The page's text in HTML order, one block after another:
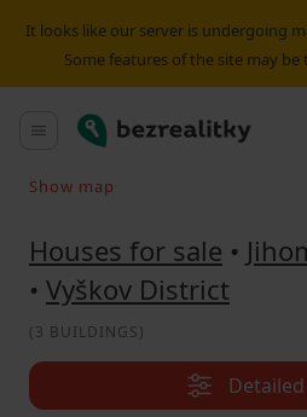
It looks like our server is undergoing
Some features of the site may
Main menu
Bezrealitky
Search on
Show map
Houses for sale •
• Vyškov District
(3 BUILDINGS)